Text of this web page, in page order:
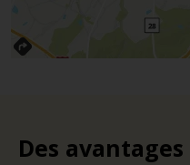
Des